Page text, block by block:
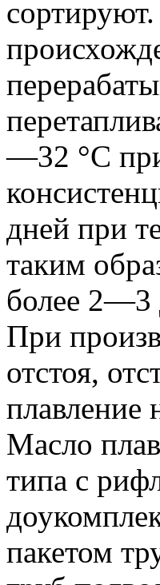
—32 °С
дней при
таким
более 2—3
При
отстоя,
плавление
Масло
типа с
пакетом